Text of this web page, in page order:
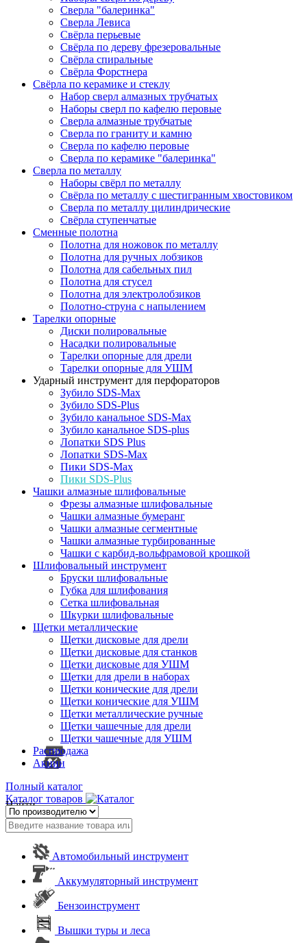
Сверла "балеринка"
Сверла Левиса
Свёрла перьевые
Свёрла по дереву фрезеровальные
Свёрла спиральные
Свёрла Форстнера
Свёрла по керамике и стеклу
Набор сверл алмазных трубчатых
Наборы сверл по кафелю перовые
Сверла алмазные трубчатые
Сверла по граниту и камню
Сверла по кафелю перовые
Сверла по керамике "балеринка"
Сверла по металлу
Наборы свёрл по металлу
Свёрла по металлу с шестигранным хвостовиком
Сверла по металлу цилиндрические
Свёрла ступенчатые
Сменные полотна
Полотна для ножовок по металлу
Полотна для ручных лобзиков
Полотна для сабельных пил
Полотна для стусел
Полотна для электролобзиков
Полотно-струна с напылением
Тарелки опорные
Диски полировальные
Насадки полировальные
Тарелки опорные для дрели
Тарелки опорные для УШМ
Ударный инструмент для перфораторов
Зубило SDS-Max
Зубило SDS-Plus
Зубило канальное SDS-Max
Зубило канальное SDS-plus
Лопатки SDS Plus
Лопатки SDS-Max
Пики SDS-Max
Пики SDS-Plus
Чашки алмазные шлифовальные
Фрезы алмазные шлифовальные
Чашки алмазные бумеранг
Чашки алмазные сегментные
Чашки алмазные турбированные
Чашки с карбид-вольфрамовой крошкой
Шлифовальный инструмент
Бруски шлифовальные
Губка для шлифования
Сетка шлифовальная
Шкурки шлифовальные
Щетки металлические
Щетки дисковые для дрели
Щетки дисковые для станков
Щетки дисковые для УШМ
Щетки для дрели в наборах
Щетки конические для дрели
Щетки конические для УШМ
Щетки металлические ручные
Щетки чашечные для дрели
Щетки чашечные для УШМ
Распродажа
Акции
Полный каталог
Каталог товаров
Найти
Автомобильный инструмент
Аккумуляторный инструмент
Бензоинструмент
Вышки туры и леса